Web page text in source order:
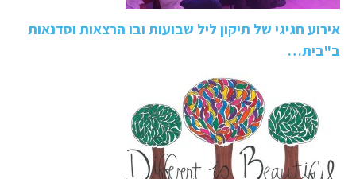
אירוע חגיגי של תיקון ליל שבועות ובו הרצאות וסדנאות
ב"בית…